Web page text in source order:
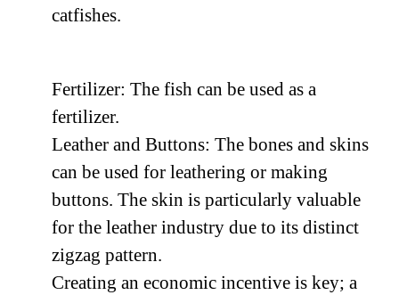
catfishes.
Fertilizer: The fish can be used as a
fertilizer.
Leather and Buttons: The bones and skins
can be used for leathering or making
buttons. The skin is particularly valuable
for the leather industry due to its distinct
zigzag pattern.
Creating an economic incentive is key; a